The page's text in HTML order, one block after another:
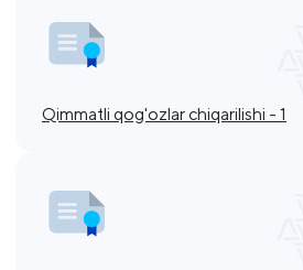
Qimmatli qog'ozlar chiqarilishi - 1